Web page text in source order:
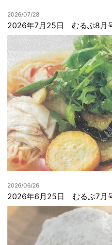
2026/07/28
2026年7月25日 むるぶ8月
2026/06/26
2026年6月25日 むるぶ7月